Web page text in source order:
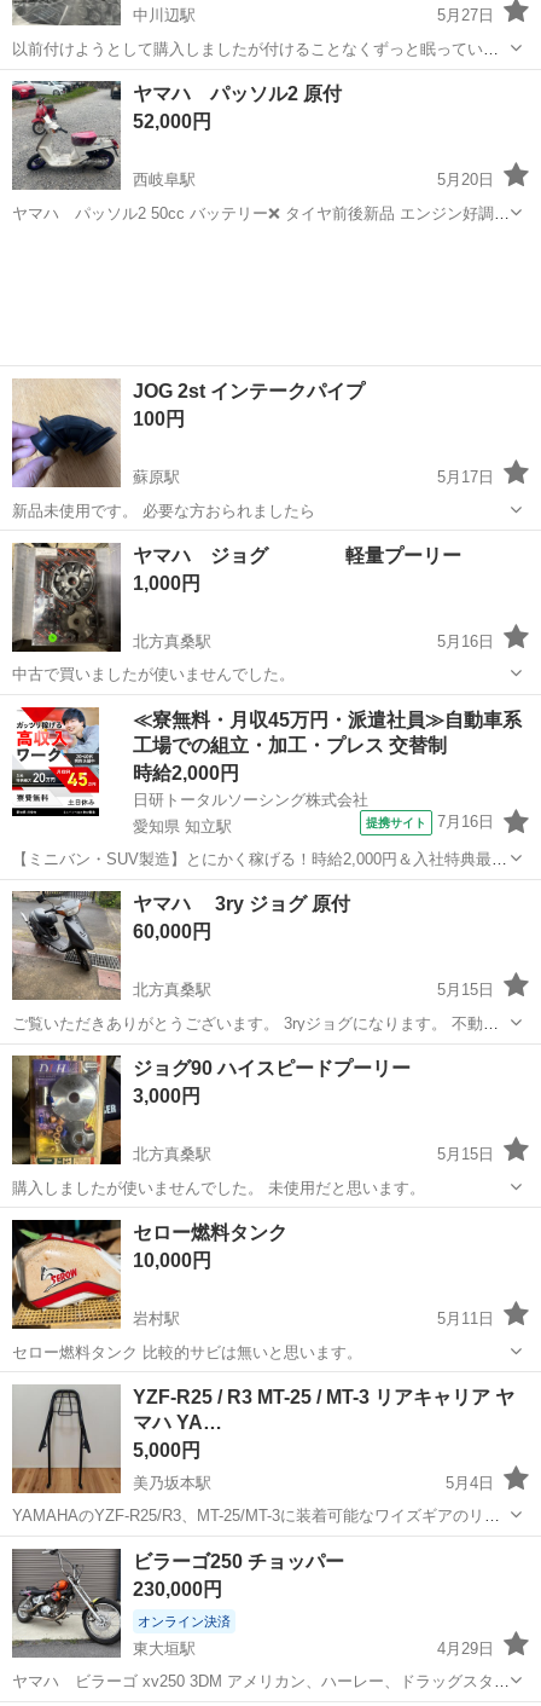
中川辺駅
5月27日
以前付けようとして購入しましたが付けることなくずっと眠っていま
した。袋は空いていますが物は全部揃っています。
岐阜 加茂郡 サイドバック
ヤマハ パッソル2 原付
52,000円
西岐阜駅
5月20日
ヤマハ パッソル2 50cc バッテリー❌ タイヤ前後新品 エンジン好調
JOG 2st インテークパイプ
100円
蘇原駅
5月17日
新品未使用です。 必要な方おられましたら
岐阜 各務原市 ヤマハ パイプ
ヤマハ ジョグ 軽量プーリー
1,000円
北方真桑駅
5月16日
中古で買いましたが使いませんでした。
岐阜 本巣郡 北方真桑駅 ヤマハ プーリー
≪寮無料・月収45万円・派遣社員≫自動車系
工場での組立・加工・プレス 交替制
時給2,000円
日研トータルソーシング株式会社
愛知県 知立駅
提携サイト 7月16日
【ミニバン・SUV製造】とにかく稼げる！時給2,000円＆入社特典最大
20万円支給！／寮費無料＆生活備品付き／土日休み／未経験OK＆研修
あり◎ ミニバン・SUV製造 トヨタ車体各工場でのミニバン・SUV新
車製造に関わる諸作...
愛知 刈谷市
ヤマハ 3ry ジョグ 原付
60,000円
北方真桑駅
5月15日
ご覧いただきありがとうございます。 3ryジョグになります。 不動の
状態から動くようにしました。 改造点ですが、kn企画軽量プーリー、
ウェイトローラー5g×6、kn企画強化ベルト、kn企画クラッチアウタ
ー、カメファク強...
岐阜 本巣郡 北方真桑駅 ヤマハ ジョグ
ジョグ90 ハイスピードプーリー
3,000円
北方真桑駅
5月15日
購入しましたが使いませんでした。 未使用だと思います。
岐阜 本巣郡 北方真桑駅 ヤマハ
セロー燃料タンク
10,000円
岩村駅
5月11日
セロー燃料タンク 比較的サビは無いと思います。
岐阜 恵那市
YZF-R25 / R3 MT-25 / MT-3 リアキャリア ヤ
マハ YA…
5,000円
美乃坂本駅
5月4日
YAMAHAのYZF-R25/R3、MT-25/MT-3に装着可能なワイズギアのリア
キャリアになります。 テールデザインにマッチしたパイプワークが魅
力のスチールパイプ製マット塗装が特徴のリアキャリアです。 付属品
は画像に写っ...
岐阜 中津川市 美乃坂本駅 ヤマハ
ビラーゴ250 チョッパー
230,000円
オンライン決済
東大垣駅
4月29日
ヤマハ ビラーゴ xv250 3DM アメリカン、ハーレー、ドラッグスタ